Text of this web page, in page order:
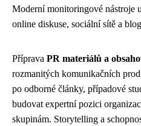
Moderní monitoringové nástroje
online diskuse, sociální sítě a
Příprava PR materiálů a
rozmanitých komunikačních
po odborné články, případové
budovat expertní pozici
skupinám. Storytelling a